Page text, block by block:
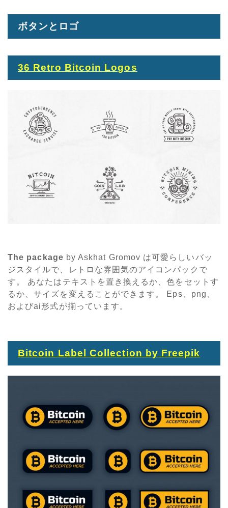
ボタンとロゴ
36 Retro Bitcoin Logos
The package by Askhat Gromov は可愛らしいバッ
ジスタイルで、レトロな雰囲気のアイコンパックで
す。 あなたはテキストを置き換えるか、色をセットす
るか、サイズを変えることができます。 Eps、png、
およびai形式が揃っています。
Bitcoin Label Collection by Freepik